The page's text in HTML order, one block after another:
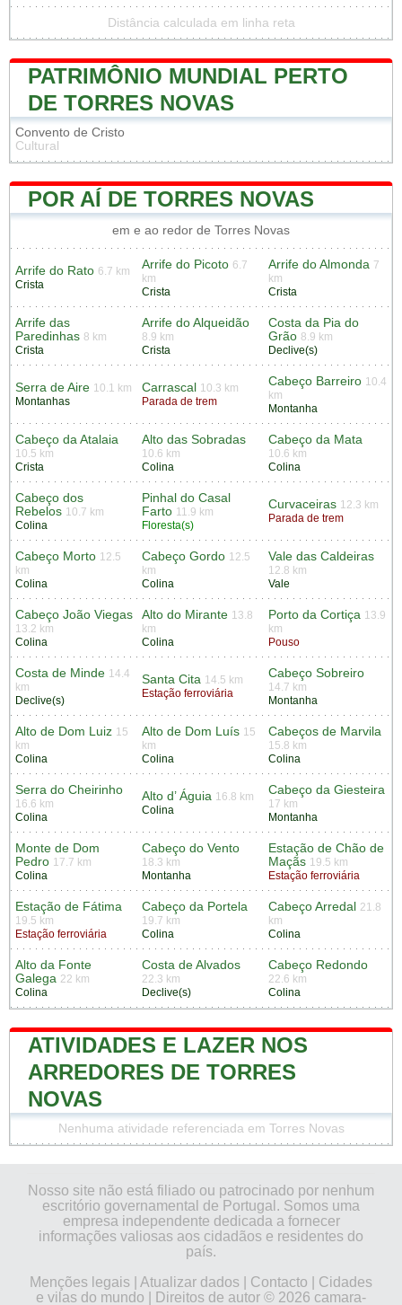
Distância calculada em linha reta
PATRIMÔNIO MUNDIAL PERTO
DE TORRES NOVAS
Convento de Cristo
Cultural
POR AÍ DE TORRES NOVAS
em e ao redor de Torres Novas
Arrife do Rato 6.7 km
Crista
Arrife do Picoto 6.7
km
Crista
Arrife do Almonda 7
km
Crista
Arrife das
Paredinhas 8 km
Crista
Arrife do Alqueidão
8.9 km
Crista
Costa da Pia do
Grão 8.9 km
Declive(s)
Serra de Aire 10.1 km
Montanhas
Carrascal 10.3 km
Parada de trem
Cabeço Barreiro 10.4
km
Montanha
Cabeço da Atalaia
10.5 km
Crista
Alto das Sobradas
10.6 km
Colina
Cabeço da Mata
10.6 km
Colina
Cabeço dos
Rebelos 10.7 km
Colina
Pinhal do Casal
Farto 11.9 km
Floresta(s)
Curvaceiras 12.3 km
Parada de trem
Cabeço Morto 12.5
km
Colina
Cabeço Gordo 12.5
km
Colina
Vale das Caldeiras
12.8 km
Vale
Cabeço João Viegas
13.2 km
Colina
Alto do Mirante 13.8
km
Colina
Porto da Cortiça 13.9
km
Pouso
Costa de Minde 14.4
km
Declive(s)
Santa Cita 14.5 km
Estação ferroviária
Cabeço Sobreiro
14.7 km
Montanha
Alto de Dom Luiz 15
km
Colina
Alto de Dom Luís 15
km
Colina
Cabeços de Marvila
15.8 km
Colina
Serra do Cheirinho
16.6 km
Colina
Alto d’ Águia 16.8 km
Colina
Cabeço da Giesteira
17 km
Montanha
Monte de Dom
Pedro 17.7 km
Colina
Cabeço do Vento
18.3 km
Montanha
Estação de Chão de
Maçãs 19.5 km
Estação ferroviária
Estação de Fátima
19.5 km
Estação ferroviária
Cabeço da Portela
19.7 km
Colina
Cabeço Arredal 21.8
km
Colina
Alto da Fonte
Galega 22 km
Colina
Costa de Alvados
22.3 km
Declive(s)
Cabeço Redondo
22.6 km
Colina
ATIVIDADES E LAZER NOS
ARREDORES DE TORRES
NOVAS
Nenhuma atividade referenciada em Torres Novas
Nosso site não está filiado ou patrocinado por nenhum
escritório governamental de Portugal. Somos uma
empresa independente dedicada a fornecer
informações valiosas aos cidadãos e residentes do
país.
Menções legais
Atualizar dados Contacto
Cidades
e vilas do mundo | Direitos de autor © 2026 camara-